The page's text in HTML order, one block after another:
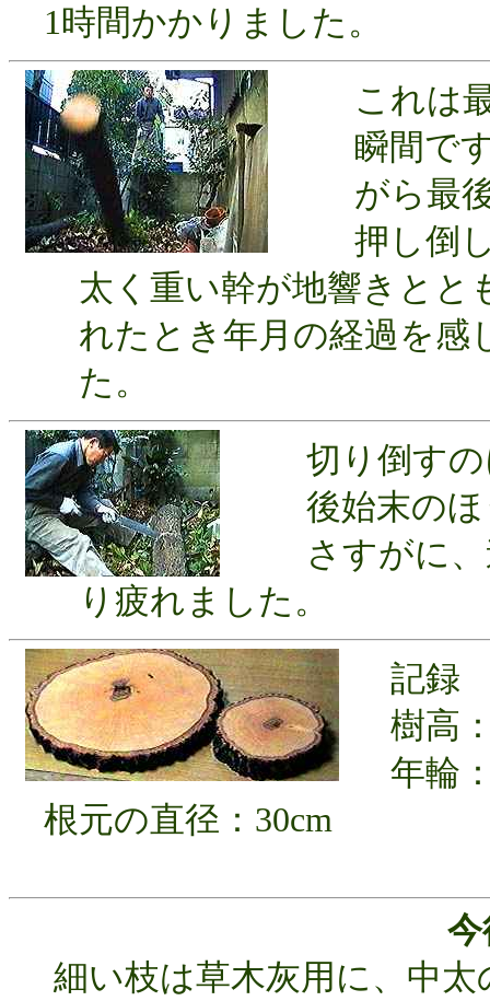
1時間かかりました。
これは最
瞬間です
がら最後
押し倒し
太く重い幹が地響きとと
れたとき年月の経過を感
た。
切り倒すの
後始末のほ
さすがに、
り疲れました。
記録
樹高
年輪
根元の直径：30cm
細い枝は草木灰用に、中太